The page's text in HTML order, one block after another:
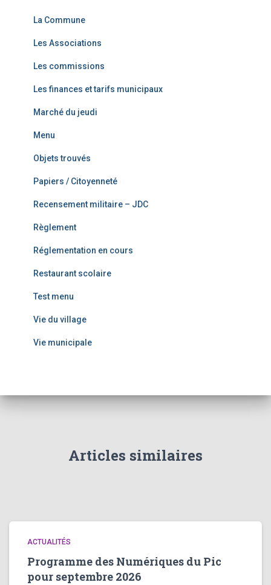
La Commune
Les Associations
Les commissions
Les finances et tarifs municipaux
Marché du jeudi
Menu
Objets trouvés
Papiers / Citoyenneté
Recensement militaire – JDC
Règlement
Réglementation en cours
Restaurant scolaire
Test menu
Vie du village
Vie municipale
Articles similaires
ACTUALITÉS
Programme des Numériques du Pic
pour septembre 2026